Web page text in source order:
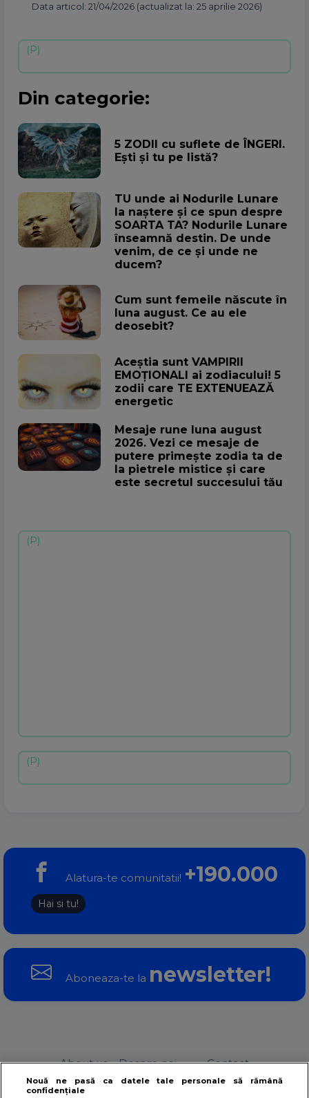
Data articol: 21/04/2026 (actualizat la: 25 aprilie 2026)
Din categorie:
5 ZODII cu suflete de ÎNGERI.
Ești și tu pe listă?
TU unde ai Nodurile Lunare
la naștere și ce spun despre
SOARTA TA? Nodurile Lunare
înseamnă destin. De unde
venim, de ce și unde ne
ducem?
Cum sunt femeile născute în
luna august. Ce au ele
deosebit?
Aceștia sunt VAMPIRII
EMOȚIONALI ai zodiacului! 5
zodii care TE EXTENUEAZĂ
energetic
Mesaje rune luna august
2026. Vezi ce mesaje de
putere primește zodia ta de
la pietrele mistice și care
este secretul succesului tău
Alatura-te comunitatii! +190.000
Hai si tu!
Aboneaza-te la newsletter!
About us – Despre noi Contact
Nouă ne pasă ca datele tale personale să rămână
confidențiale